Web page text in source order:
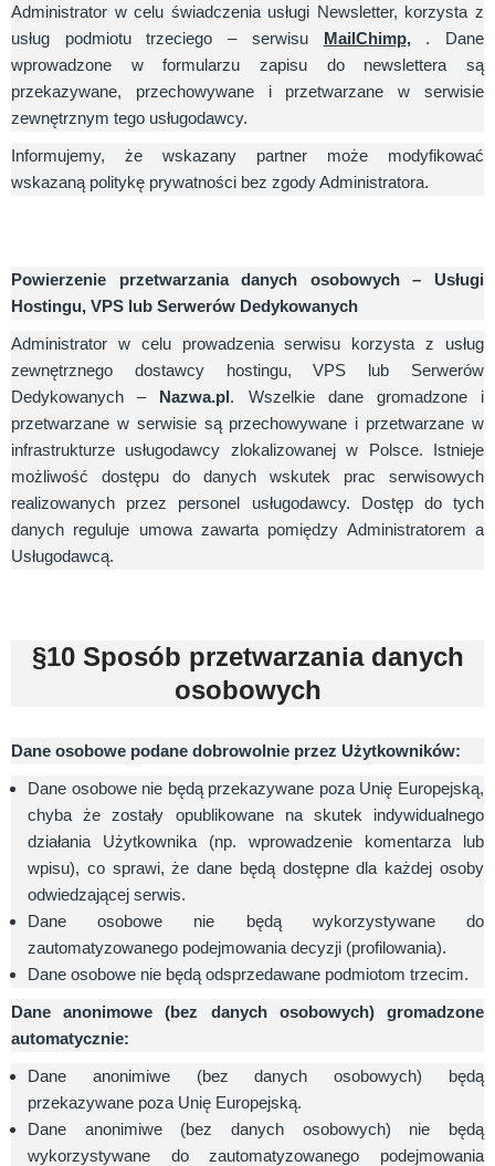
Administrator w celu świadczenia usługi Newsletter, korzysta z
usług podmiotu trzeciego – serwisu MailChimp, . Dane
wprowadzone w formularzu zapisu do newslettera są
przekazywane, przechowywane i przetwarzane w serwisie
zewnętrznym tego usługodawcy.
Informujemy, że wskazany partner może modyfikować
wskazaną politykę prywatności bez zgody Administratora.
Powierzenie przetwarzania danych osobowych – Usługi
Hostingu, VPS lub Serwerów Dedykowanych
Administrator w celu prowadzenia serwisu korzysta z usług
zewnętrznego dostawcy hostingu, VPS lub Serwerów
Dedykowanych – Nazwa.pl. Wszelkie dane gromadzone i
przetwarzane w serwisie są przechowywane i przetwarzane w
infrastrukturze usługodawcy zlokalizowanej w Polsce. Istnieje
możliwość dostępu do danych wskutek prac serwisowych
realizowanych przez personel usługodawcy. Dostęp do tych
danych reguluje umowa zawarta pomiędzy Administratorem a
Usługodawcą.
§10 Sposób przetwarzania danych
osobowych
Dane osobowe podane dobrowolnie przez Użytkowników:
Dane osobowe nie będą przekazywane poza Unię Europejską,
chyba że zostały opublikowane na skutek indywidualnego
działania Użytkownika (np. wprowadzenie komentarza lub
wpisu), co sprawi, że dane będą dostępne dla każdej osoby
odwiedzającej serwis.
Dane osobowe nie będą wykorzystywane do
zautomatyzowanego podejmowania decyzji (profilowania).
Dane osobowe nie będą odsprzedawane podmiotom trzecim.
Dane anonimowe (bez danych osobowych) gromadzone
automatycznie:
Dane anonimiwe (bez danych osobowych) będą
przekazywane poza Unię Europejską.
Dane anonimiwe (bez danych osobowych) nie będą
wykorzystywane do zautomatyzowanego podejmowania